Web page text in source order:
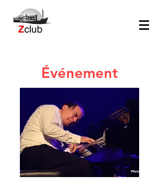
Événement